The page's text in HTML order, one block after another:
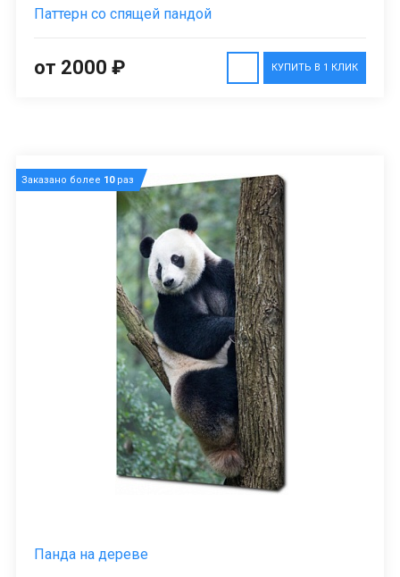
Паттерн со спящей пандой
КУПИТЬ В 1 КЛИК
от 2000 ₽
Заказано более 10раз
Панда на дереве